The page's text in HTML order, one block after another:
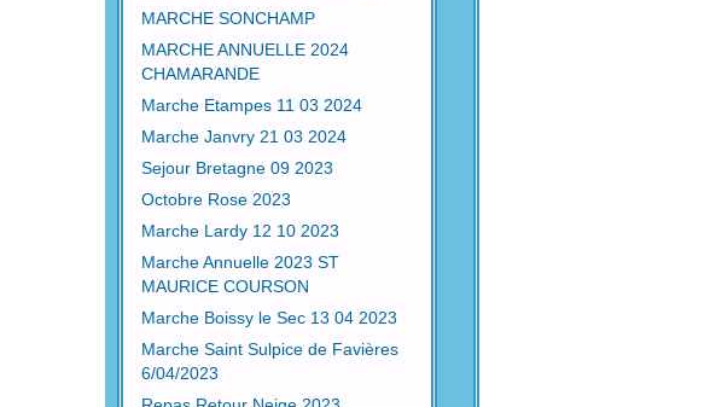
MARCHE SONCHAMP
MARCHE ANNUELLE 2024
CHAMARANDE
Marche Etampes 11 03 2024
Marche Janvry 21 03 2024
Sejour Bretagne 09 2023
Octobre Rose 2023
Marche Lardy 12 10 2023
Marche Annuelle 2023 ST
MAURICE COURSON
Marche Boissy le Sec 13 04 2023
Marche Saint Sulpice de Favières
6/04/2023